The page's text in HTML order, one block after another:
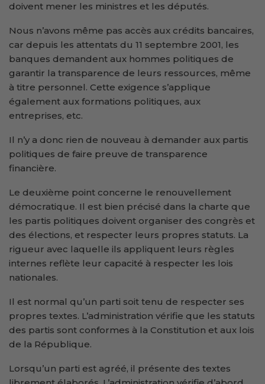
doivent mener les ministres et les députés.
Nous n’avons même pas accès aux crédits bancaires,
car depuis les attentats du 11 septembre 2001, les
banques demandent aux hommes politiques de
garantir la transparence de leurs ressources, même
à titre personnel. Cette exigence s’applique
également aux formations politiques, aux
entreprises, etc.
Il n’y a donc rien de nouveau à demander aux partis
politiques de faire preuve de transparence
financière.
Le deuxième point concerne le renouvellement
démocratique. Il est bien précisé dans la charte que
les partis politiques doivent organiser des congrès et
des élections, et respecter leurs propres statuts. La
rigueur avec laquelle ils appliquent leurs règles
internes reflète leur capacité à respecter les lois
nationales.
Il est normal qu’un parti soit tenu de respecter ses
propres textes. L’administration vérifie que les statuts
des partis sont conformes à la Constitution et aux lois
de la République.
Lorsqu’un parti est agréé, il présente des textes